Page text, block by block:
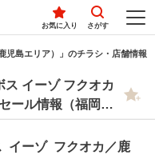
お気に入り さがす
児島エリア）」のチラシ・店舗情報
イーゾ フクオカ
ール情報（福岡県
イーゾ フクオカ／鹿